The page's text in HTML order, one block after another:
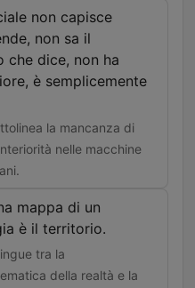
non capisce
non sa il
che dice, non ha
è semplicemente
la mancanza di
nelle macchine
mappa di un
è il territorio.
tra la
della realtà e la